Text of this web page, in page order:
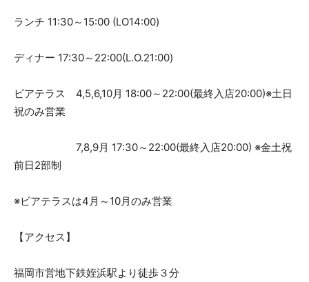
ランチ 11:30～15:00 (LO14:00)
ディナー 17:30～22:00(L.O.21:00)
ビアテラス 4,5,6,10月 18:00～22:00(最終入店20:00)※土日
祝のみ営業
7,8,9月 17:30～22:00(最終入店20:00) ※金土祝
前日2部制
※ビアテラスは4月～10月のみ営業
【アクセス】
福岡市営地下鉄姪浜駅より徒歩３分